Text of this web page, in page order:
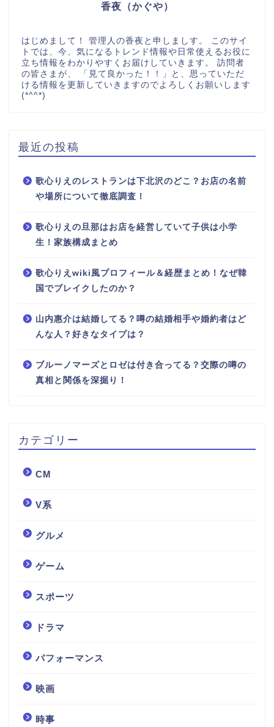
香夜（かぐや）
はじめまして！ 管理人の香夜と申しましす。 このサイ
トでは、今、気になるトレンド情報や日常使えるお役に
立ち情報をわかりやすくお届けしていきます。 訪問者
の皆さまが、 「見て良かった！！」と、思っていただ
ける情報を更新していきますのでよろしくお願いします
(*^^*)
最近の投稿
歌心りえのレストランは下北沢のどこ？お店の名前
や場所について徹底調査！
歌心りえの旦那はお店を経営していて子供は小学
生！家族構成まとめ
歌心りえwiki風プロフィール＆経歴まとめ！なぜ韓
国でブレイクしたのか？
山内惠介は結婚してる？噂の結婚相手や婚約者はど
んな人？好きなタイプは？
ブルーノマーズとロゼは付き合ってる？交際の噂の
真相と関係を深掘り！
カテゴリー
CM
V系
グルメ
ゲーム
スポーツ
ドラマ
パフォーマンス
映画
時事